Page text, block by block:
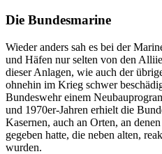
Die Bundesmarine
Wieder anders sah es bei der
und Häfen nur selten von den
dieser Anlagen, wie auch der
ohnehin im Krieg schwer
Bundeswehr einem
und 1970er-Jahren erhielt die
Kasernen, auch an Orten, an
gegeben hatte, die neben alten,
wurden.